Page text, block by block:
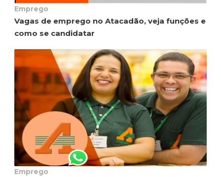
Emprego
Vagas de emprego no Atacadão, veja funções e
como se candidatar
Emprego